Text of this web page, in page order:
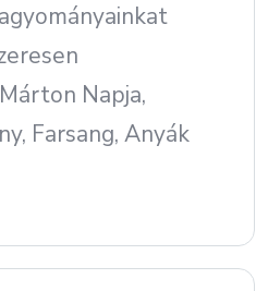
Napja,
Farsang, Anyák